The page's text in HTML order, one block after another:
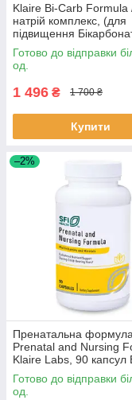
Klaire Bi-Carb Formula
натрій комплекс, (для
підвищення
капсул BX249
Готово до відправки
од.
1 496 ₴ 1 700 ₴
Купити
–2%
Пренатальна формула,
Prenatal and Nursing
Klaire Labs, 90 капсул
Готово до відправки
од.